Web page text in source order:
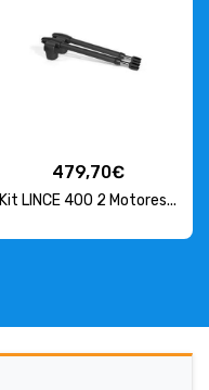
479,70€
Kit LINCE 400 2 Motores...